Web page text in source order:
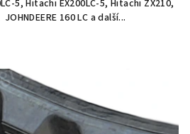
5, Hitachi EX200LC-5, Hitachi ZX210,
160 LC a další...